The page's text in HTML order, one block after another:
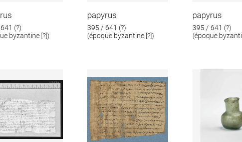
(?)
byzantine [?])
papyrus
395 / 641 (?)
(époque byzantine [?])
papyrus
395 / 641 (?)
(époque